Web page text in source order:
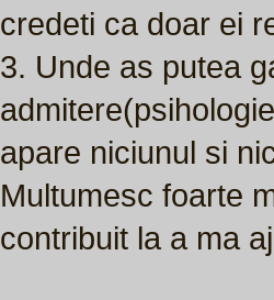
credeti ca doar ei
3. Unde as putea
apare niciunul si
Multumesc foarte
contribuit la a ma